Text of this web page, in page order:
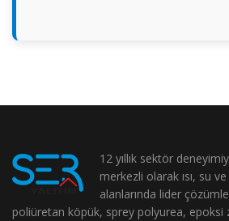
12 yıllık sektör
merkezli olarak ısı, su ve
alanlarında lider
poliüretan köpük, sprey polyurea, epoksi